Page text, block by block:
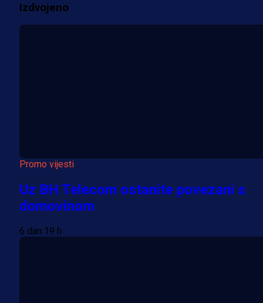
Izdvojeno
Promo vijesti
Uz BH Telecom ostanite povezani s
domovinom
6 dan 19 h